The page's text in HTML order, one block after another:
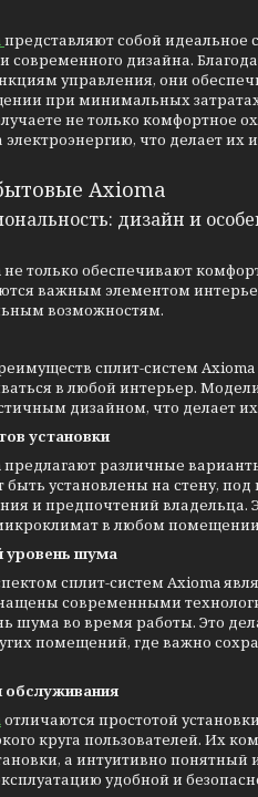
представляют собой идеальное
современного дизайна.
управления, они
при минимальных
не только комфортное
электроэнергию, что делает
Axioma
дизайн и
только обеспечивают
важным элементом
возможностям.
сплит-систем
в любой интерьер.
дизайном, что делает
установки
различные
установлены на стену,
и предпочтений владельца.
в любом
уровень шума
сплит-систем Axioma
современными
шума во время работы. Это
помещений, где важно
обслуживания
отличаются простотой
круга пользователей. Их
а интуитивно
удобной и